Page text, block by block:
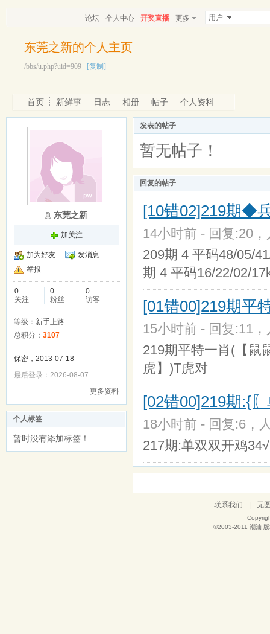
论坛 个人中心 开奖直播 更多 用户
东莞之新的个人主页
/bbs/u.php?uid=909 [复制]
首页 新鲜事 日志 相册 帖子 个人资料
东莞之新
加关注
加为好友
发消息
举报
0
关注
0
粉丝
0
访客
等级： 新手上路
总积分： 3107
保密，2013-07-18
最后登录：2026-08-07
更多资料
个人标签
暂时没有添加标签！
发表的帖子
暂无帖子！
回复的帖子
[10错02]219期◆
14小时前 - 回复:20
209期 4 平码48/05/
期 4 平码16/22/02/
[01错00]219期平
15小时前 - 回复:11
219期平特一肖(【鼠
虎】)T虎对
[02错00]219期:{
18小时前 - 回复:6，
217期:单双双开鸡
联系我们 无
©2003-2011 潮汕